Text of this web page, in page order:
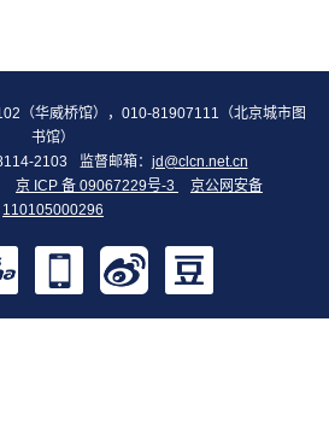
（华威桥馆），010-81907111（北京城市图
书馆）
2103
监督邮箱： jd@clcn.net.cn
京 ICP 备 09067229号-3
京公网安备
110105000296